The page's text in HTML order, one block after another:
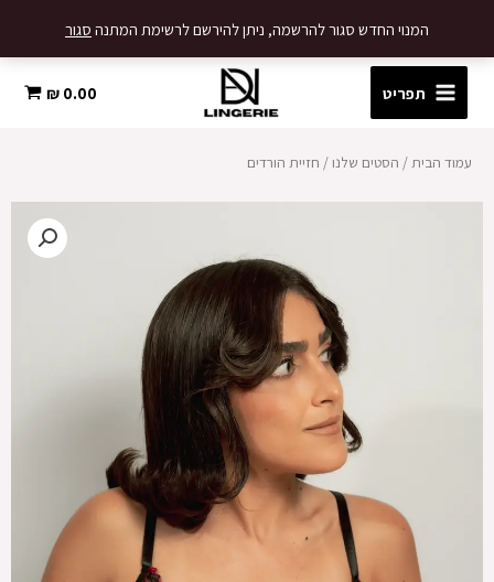
המנוי החדש סגור להרשמה, ניתן להירשם לרשימת המתנה סגור
תפריט 0.00
₪
עמוד הבית/ הסטים שלנו/ חזיית הורדים